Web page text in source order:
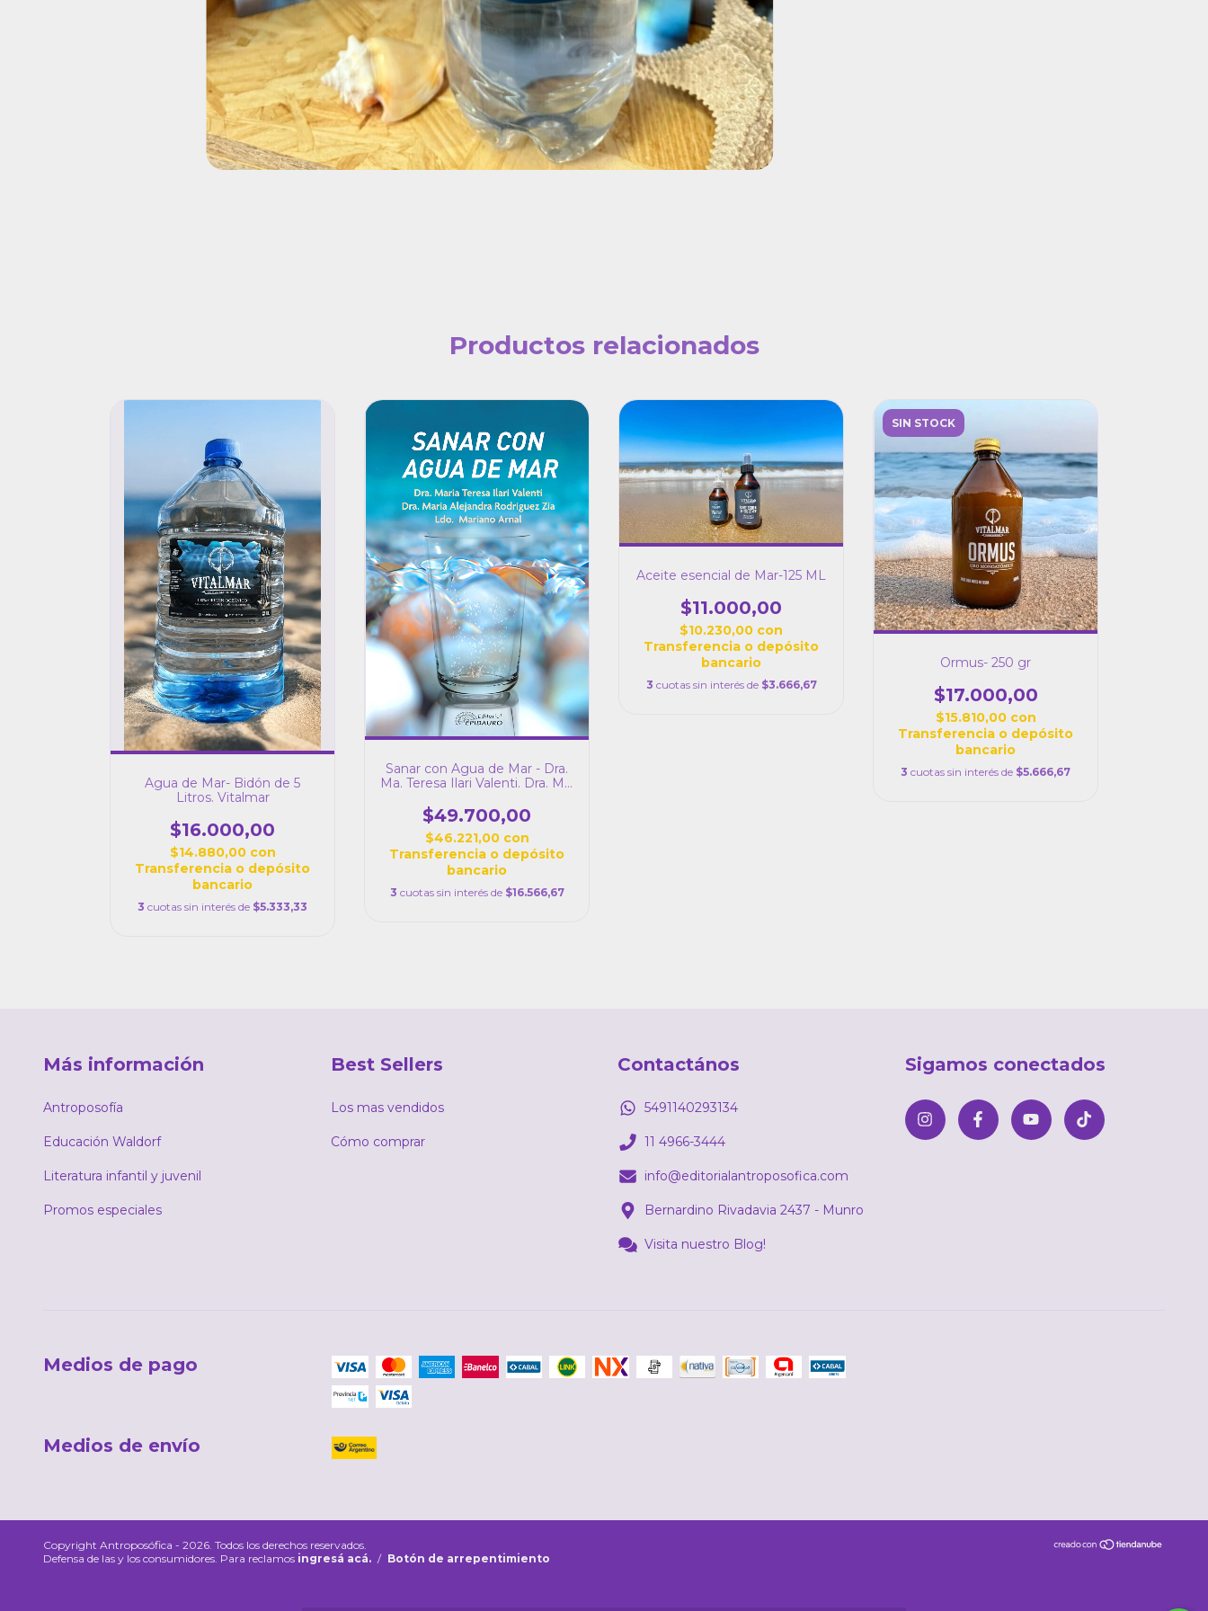
Productos relacionados
Agua de Mar- Bidón de 5
Litros. Vitalmar
$16.000,00
$14.880,00 con
Transferencia o depósito
bancario
3 cuotas sin interés de $5.333,33
Sanar con Agua de Mar - Dra.
Ma. Teresa Ilari Valenti. Dra. Ma.
Mariano Arnal.
$49.700,00
$46.221,00 con
Transferencia o depósito
bancario
3 cuotas sin interés de $16.566,67
Aceite esencial de Mar-125 ML
$11.000,00
$10.230,00 con
Transferencia o depósito
bancario
3 cuotas sin interés de $3.666,67
SIN STOCK
Ormus- 250 gr
$17.000,00
$15.810,00 con
Transferencia o depósito
bancario
3 cuotas sin interés de $5.666,67
Más información
Antroposofía
Educación Waldorf
Literatura infantil y juvenil
Promos especiales
Best Sellers
Los mas vendidos
Cómo comprar
Contactános
5491140293134
11 4966-3444
info@editorialantroposofica.com
Bernardino Rivadavia 2437 - Munro
Visita nuestro Blog!
Sigamos conectados
Medios de pago
Medios de envío
Copyright Antroposófica - 2026. Todos los derechos reservados.
Defensa de las y los consumidores. Para reclamos ingresá acá. / Botón de arrepentimiento